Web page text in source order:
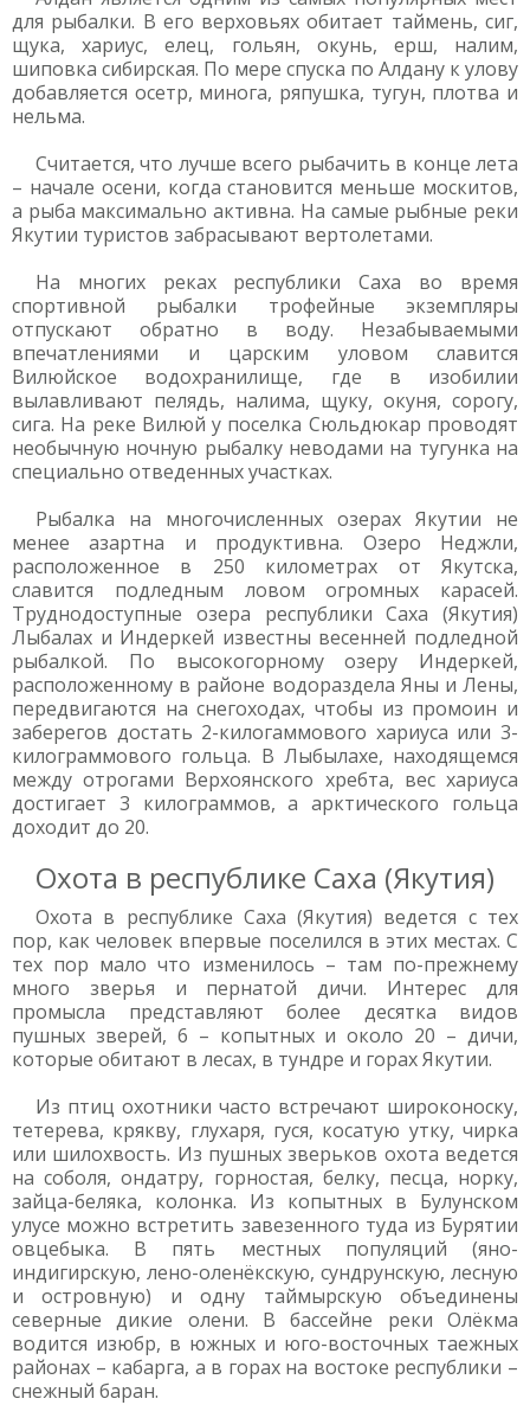
для рыбалки. В его верховьях обитает таймень, сиг,
щука, хариус, елец, гольян, окунь, ерш, налим,
шиповка сибирская. По мере спуска по Алдану к улову
добавляется осетр, минога, ряпушка, тугун, плотва и
нельма.
Считается, что лучше всего рыбачить в конце лета
– начале осени, когда становится меньше москитов,
а рыба максимально активна. На самые рыбные реки
Якутии туристов забрасывают вертолетами.
На многих реках республики Саха во время
спортивной рыбалки трофейные экземпляры
отпускают обратно в воду. Незабываемыми
впечатлениями и царским уловом славится
Вилюйское водохранилище, где в изобилии
вылавливают пелядь, налима, щуку, окуня, сорогу,
сига. На реке Вилюй у поселка Сюльдюкар проводят
необычную ночную рыбалку неводами на тугунка на
специально отведенных участках.
Рыбалка на многочисленных озерах Якутии не
менее азартна и продуктивна. Озеро Неджли,
расположенное в 250 километрах от Якутска,
славится подледным ловом огромных карасей.
Труднодоступные озера республики Саха (Якутия)
Лыбалах и Индеркей известны весенней подледной
рыбалкой. По высокогорному озеру Индеркей,
расположенному в районе водораздела Яны и Лены,
передвигаются на снегоходах, чтобы из промоин и
заберегов достать 2-килогаммового хариуса или 3-
килограммового гольца. В Лыбылахе, находящемся
между отрогами Верхоянского хребта, вес хариуса
достигает 3 килограммов, а арктического гольца
доходит до 20.
Охота в республике Саха (Якутия)
Охота в республике Саха (Якутия) ведется с тех
пор, как человек впервые поселился в этих местах. С
тех пор мало что изменилось – там по-прежнему
много зверья и пернатой дичи. Интерес для
промысла представляют более десятка видов
пушных зверей, 6 – копытных и около 20 – дичи,
которые обитают в лесах, в тундре и горах Якутии.
Из птиц охотники часто встречают широконоску,
тетерева, крякву, глухаря, гуся, косатую утку, чирка
или шилохвость. Из пушных зверьков охота ведется
на соболя, ондатру, горностая, белку, песца, норку,
зайца-беляка, колонка. Из копытных в Булунском
улусе можно встретить завезенного туда из Бурятии
овцебыка. В пять местных популяций (яно-
индигирскую, лено-оленёкскую, сундрунскую, лесную
и островную) и одну таймырскую объединены
северные дикие олени. В бассейне реки Олёкма
водится изюбр, в южных и юго-восточных таежных
районах – кабарга, а в горах на востоке республики –
снежный баран.